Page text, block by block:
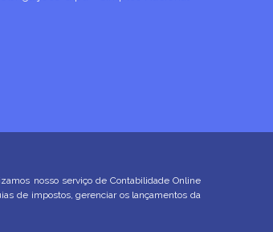
nosso serviço de Contabilidade Online
de impostos, gerenciar os lançamentos da